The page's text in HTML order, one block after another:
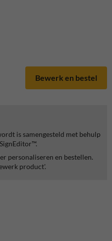
is samengesteld met behulp
personaliseren en bestellen.
product'.
Bewerk en bestel